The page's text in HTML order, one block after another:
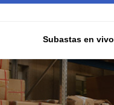
Subastas en vivo